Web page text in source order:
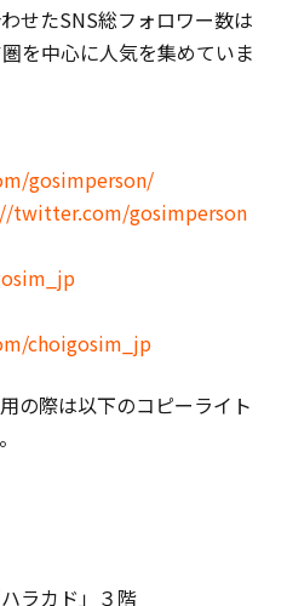
せたSNS総フォロワー数は
を中⼼に⼈気を集めていま
gosimperson/
twitter.com/gosimperson
choigosim_jp
の際は以下のコピーライト
ラカド」３階